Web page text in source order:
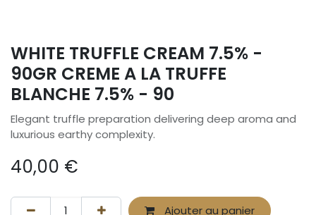
WHITE TRUFFLE CREAM 7.5% -
90GR CREME A LA TRUFFE
BLANCHE 7.5% - 90
Elegant truffle preparation delivering deep aroma and
luxurious earthy complexity.
40,00 €
Ajouter au panier